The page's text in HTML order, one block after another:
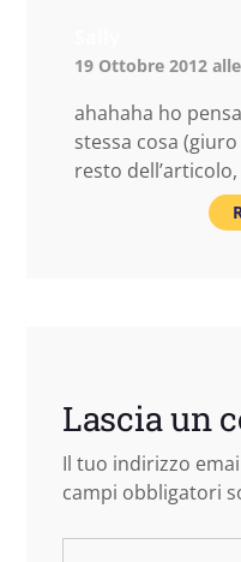
19 Ottobre 2012
ahahaha ho
stessa cosa
resto
Lascia un
Il tuo indirizzo
campi obbligatori